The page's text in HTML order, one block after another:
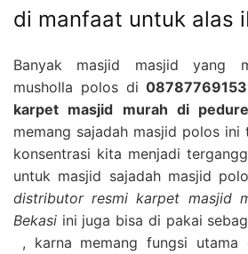
di manfaat untuk alas
Banyak masjid masjid yang
musholla polos di
karpet masjid murah di
memang sajadah masjid polos ini
konsentrasi kita menjadi
untuk masjid sajadah masjid
distributor resmi karpet masjid
Bekasi ini juga bisa di pakai
, karna memang fungsi utama